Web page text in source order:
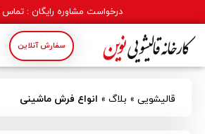
درخواست مشاوره رایگان : تماس
سفارش آنلاین
قالیشویی » بلاگ » انواع فرش ماشینی